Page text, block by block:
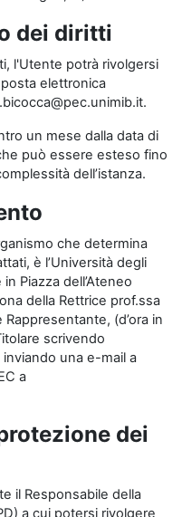
dei diritti
l'Utente potrà rivolgersi
elettronica
un mese dalla data di
può essere esteso fino
dell’istanza.
che determina
è l’Università degli
Piazza dell’Ateneo
della Rettrice prof.ssa
(d’ora in
scrivendo
una e-mail a
a
dei
il Responsabile della
a cui potersi rivolgere